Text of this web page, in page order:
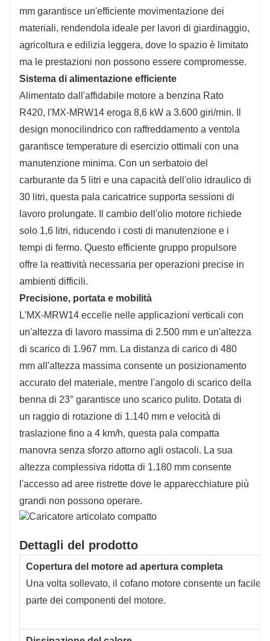
mm garantisce un'efficiente movimentazione dei
materiali, rendendola ideale per lavori di giardinaggio,
agricoltura e edilizia leggera, dove lo spazio è limitato
ma le prestazioni non possono essere compromesse.
Sistema di alimentazione efficiente
Alimentato dall'affidabile motore a benzina Rato
R420, l'MX-MRW14 eroga 8,6 kW a 3.600 giri/min. Il
design monocilindrico con raffreddamento a ventola
garantisce temperature di esercizio ottimali con una
manutenzione minima. Con un serbatoio del
carburante da 5 litri e una capacità dell'olio idraulico di
30 litri, questa pala caricatrice supporta sessioni di
lavoro prolungate. Il cambio dell'olio motore richiede
solo 1,6 litri, riducendo i costi di manutenzione e i
tempi di fermo. Questo efficiente gruppo propulsore
offre la reattività necessaria per operazioni precise in
ambienti difficili.
Precisione, portata e mobilità
L'MX-MRW14 eccelle nelle applicazioni verticali con
un'altezza di lavoro massima di 2.500 mm e un'altezza
di scarico di 1.967 mm. La distanza di carico di 480
mm all'altezza massima consente un posizionamento
accurato del materiale, mentre l'angolo di scarico della
benna di 23° garantisce uno scarico pulito. Dotata di
un raggio di rotazione di 1.140 mm e velocità di
traslazione fino a 4 km/h, questa pala compatta
manovra senza sforzo attorno agli ostacoli. La sua
altezza complessiva ridotta di 1.180 mm consente
l'accesso ad aree ristrette dove le apparecchiature più
grandi non possono operare.
Dettagli del prodotto
Copertura del motore ad apertura completa
Una volta sollevato, il cofano motore consente un facile
parte dei componenti del motore.